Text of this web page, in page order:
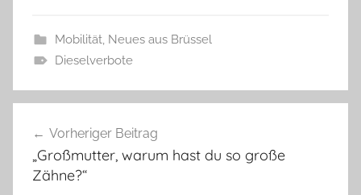
Mobilität, Neues aus Brüssel
Dieselverbote
Vorheriger Beitrag
„Großmutter, warum hast du so große
Zähne?“